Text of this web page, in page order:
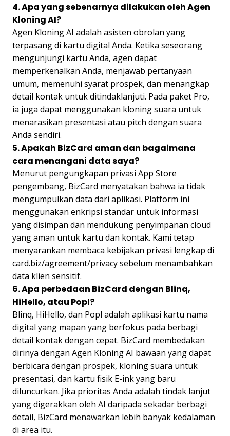
4. Apa yang sebenarnya dilakukan oleh Agen
Kloning AI?
Agen Kloning AI adalah asisten obrolan yang
terpasang di kartu digital Anda. Ketika seseorang
mengunjungi kartu Anda, agen dapat
memperkenalkan Anda, menjawab pertanyaan
umum, memenuhi syarat prospek, dan menangkap
detail kontak untuk ditindaklanjuti. Pada paket Pro,
ia juga dapat menggunakan kloning suara untuk
menarasikan presentasi atau pitch dengan suara
Anda sendiri.
5. Apakah BizCard aman dan bagaimana
cara menangani data saya?
Menurut pengungkapan privasi App Store
pengembang, BizCard menyatakan bahwa ia tidak
mengumpulkan data dari aplikasi. Platform ini
menggunakan enkripsi standar untuk informasi
yang disimpan dan mendukung penyimpanan cloud
yang aman untuk kartu dan kontak. Kami tetap
menyarankan membaca kebijakan privasi lengkap di
card.biz/agreement/privacy sebelum menambahkan
data klien sensitif.
6. Apa perbedaan BizCard dengan Blinq,
HiHello, atau Popl?
Blinq, HiHello, dan Popl adalah aplikasi kartu nama
digital yang mapan yang berfokus pada berbagi
detail kontak dengan cepat. BizCard membedakan
dirinya dengan Agen Kloning AI bawaan yang dapat
berbicara dengan prospek, kloning suara untuk
presentasi, dan kartu fisik E-ink yang baru
diluncurkan. Jika prioritas Anda adalah tindak lanjut
yang digerakkan oleh AI daripada sekadar berbagi
detail, BizCard menawarkan lebih banyak kedalaman
di area itu.